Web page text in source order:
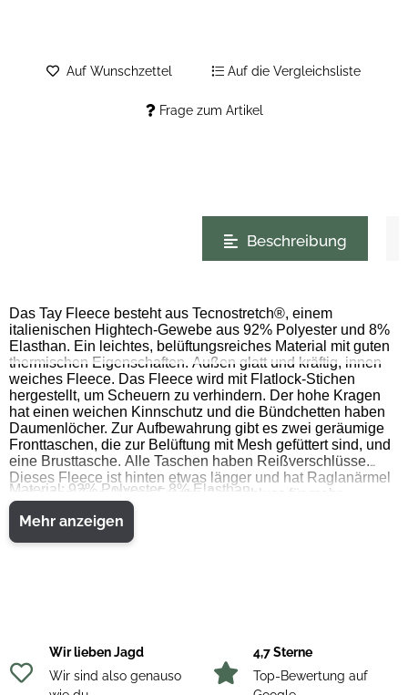
Frage zum Artikel
Auf Wunschzettel Auf die Vergleichsliste
Beschreibung
Das Tay Fleece besteht aus Tecnostretch®, einem
italienischen Hightech-Gewebe aus 92% Polyester und 8%
Elasthan. Ein leichtes, belüftungsreiches Material mit guten
thermischen Eigenschaften. Außen glatt und kräftig, innen
weiches Fleece. Das Fleece wird mit Flatlock-Stichen
hergestellt, um Scheuern zu verhindern. Der hohe Kragen
hat einen weichen Kinnschutz und die Bündchetten haben
Daumenlöcher. Zur Aufbewahrung gibt es zwei geräumige
Fronttaschen, die zur Belüftung mit Mesh gefüttert sind, und
eine Brusttasche. Alle Taschen haben Reißverschlüsse.
Dieses Fleece ist hinten etwas länger und hat Raglanärmel
und einen Zwei-Wege-Frontreißverschluss für mehr
Mobilität. Die Innenseite des Kragens, die Reißverschlüsse
und das gestickte Chevalier-Logo sind in einem
kontrastierenden Braun gehalten.
Material: 92% Polyester, 8% Elasthan
Mehr anzeigen
Wir lieben Jagd
Wir sind also genauso
4,7 Sterne
Top-Bewertung auf